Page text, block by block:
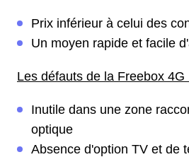
Prix inférieur à celui des
Un moyen rapide et facile
Les défauts de la Freebox 4G
Inutile dans une zone
optique
Absence d'option TV et de